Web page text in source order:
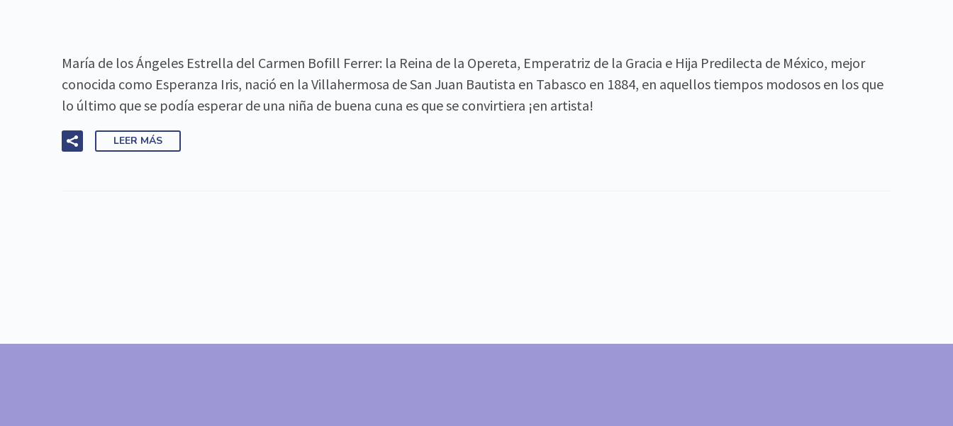
María de los Ángeles Estrella del Carmen Bofill Ferrer: la Reina de la Opereta, Emperatriz de la Gracia e Hija Predilecta de México, mejor
conocida como Esperanza Iris, nació en la Villahermosa de San Juan Bautista en Tabasco en 1884, en aquellos tiempos modosos en los que
lo último que se podía esperar de una niña de buena cuna es que se convirtiera ¡en artista!
LEER MÁS